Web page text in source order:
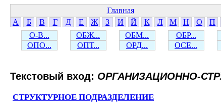
Главная
А
Б В Г Д Е Ж З И Й К Л М Н О П
О-В...
ОБЖ... ОБМ... ОБР...
ОПО...
ОПТ... ОРД... ОСЕ...
Текстовый вход: ОРГАНИЗАЦИОННО-
СТРУКТУРНОЕ ПОДРАЗДЕЛЕНИЕ